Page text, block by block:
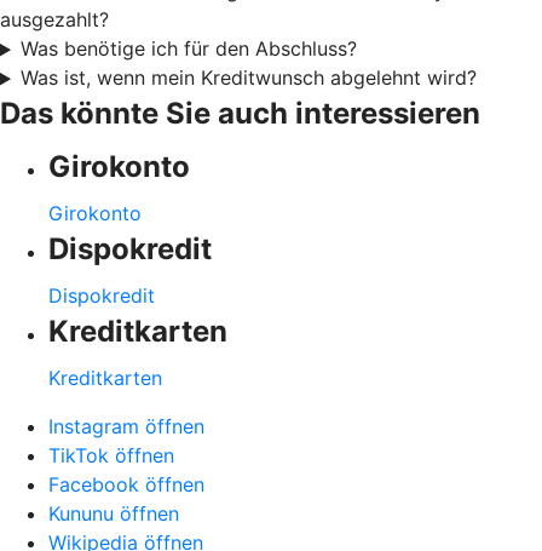
ausgezahlt?
Was benötige ich für den Abschluss?
Was ist, wenn mein Kreditwunsch abgelehnt wird?
Das könnte Sie auch interessieren
Girokonto
Girokonto
Dispokredit
Dispokredit
Kreditkarten
Kreditkarten
Instagram öffnen
TikTok öffnen
Facebook öffnen
Kununu öffnen
Wikipedia öffnen